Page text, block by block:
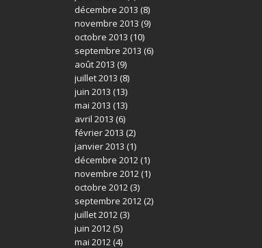
décembre 2013 (8)
novembre 2013 (9)
octobre 2013 (10)
septembre 2013 (6)
août 2013 (9)
juillet 2013 (8)
juin 2013 (13)
mai 2013 (13)
avril 2013 (6)
février 2013 (2)
janvier 2013 (1)
décembre 2012(1)
novembre 2012(1)
octobre 2012(3)
septembre 2012(2)
juillet 2012(3)
juin 2012(5)
mai 2012(4)